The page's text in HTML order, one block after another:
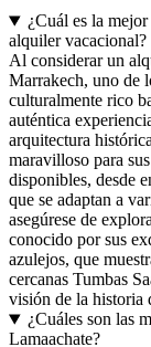
¿Cuál es la
alquiler vacacional?
Al considerar un
Marrakech, uno de
culturalmente rico
auténtica
arquitectura
maravilloso para
disponibles, desde
que se adaptan a
asegúrese de
conocido por sus
azulejos, que
cercanas Tumbas
visión de la historia
¿Cuáles son las
Lamaachate?